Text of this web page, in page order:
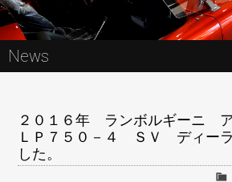
News
２０１６年 ランボルギーニ
ＬＰ７５０－４ ＳＶ ディーラ
した。